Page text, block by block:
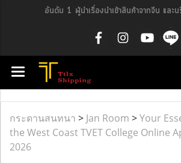
อันดับ 1 ผู้นำเรื่องนำเข้าสินค้าจากจีน และ
กระดานสนทนา > Jan Room >Your
the West Coast TVET College Online
2026